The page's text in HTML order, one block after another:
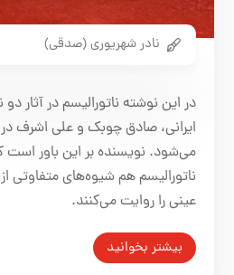
نادر شهریوری (صدقی)
در این نوشته ناتورالیسم در آثار
ایرانی، صادق چوبک و علی اشرف
می‌شود. نویسنده بر این باور است
ناتورالیسم هم شیوه‌های
عینی را روایت می‌کنند.
بیشتر بخوانید